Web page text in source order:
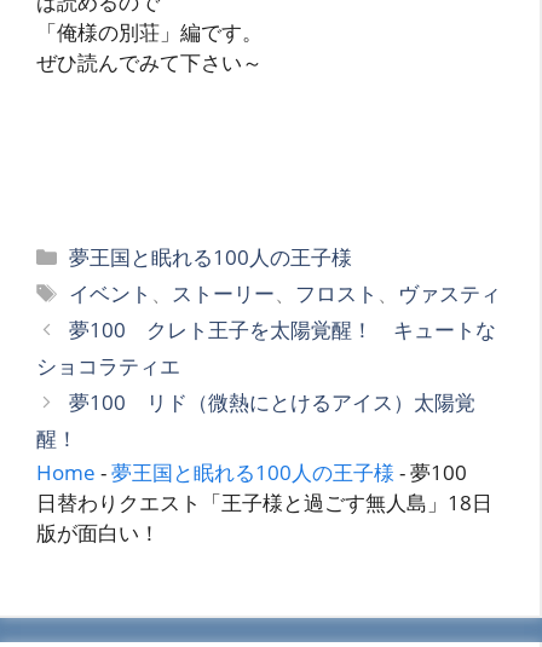
「俺様の別荘」編です。
ぜひ読んでみて下さい～
カ
テ
ゴ
リ
ー
夢王国と眠れる100人の王子様
タ
グ
イベント 、 ストーリー、 フロスト 、 ヴァスティ
夢100 クレト王子を太陽覚醒！ キュートな
ショコラティエ
夢100 リド（微熱にとけるアイス）太陽覚
醒！
Home -夢王国と眠れる100人の王子様 -夢100
日替わりクエスト「王子様と過ごす無人島」18日
版が面白い！